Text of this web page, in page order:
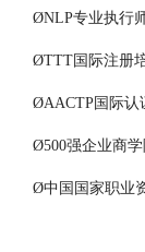
ØNLP专业执行
ØTTT国际注册
ØAACTP国际认
Ø500强企业商
Ø中国国家职业